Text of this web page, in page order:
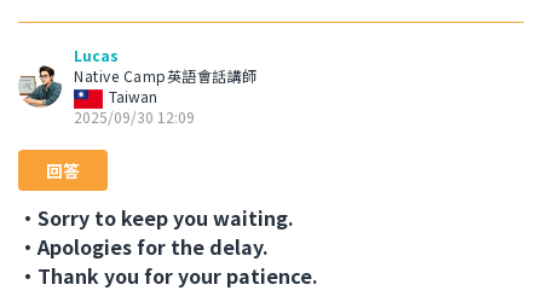
Lucas
Native Camp英語會話講師
Taiwan
2025/09/30 12:09
回答
・Sorry to keep you waiting.
・Apologies for the delay.
・Thank you for your patience.